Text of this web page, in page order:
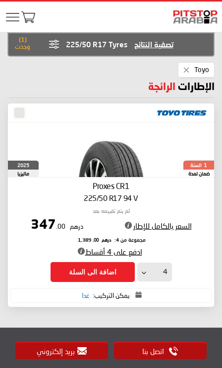
(
1
)
وجدت
تصفية النتائج 225/50 R17 Tyres
Toyo
This
Itemالإطارات الرائجة
1 السنة
ضمان لمدة
2025
ماليزيا
Proxes CR1
225/50 R17 94 V
لم يتم تقييمه بعد
السعر بالكامل للإطار درهم 347
.00
مجموعة من 4: درهم 1,389
.00
ادفع على 4 أقساط
اضافة الى السلة
يمكن التركيب: غدا
اتصل بنا بريد إلكتروني